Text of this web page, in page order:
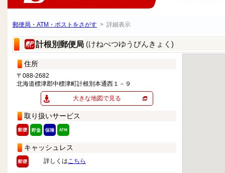
郵便局・ATM・ポストをさがす > 詳細表示
計根別郵便局 (けねべつゆうびんきょく)
住所
〒088-2682
北海道標津郡中標津町計根別本通西１－９
大きな地図で見る
取り扱いサービス
キャッシュレス
詳しくはこちら